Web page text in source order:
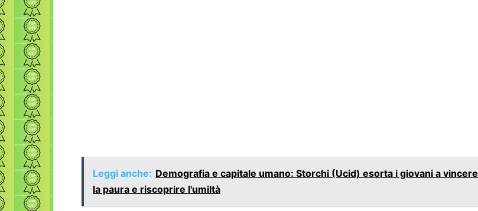
Leggi anche: Demografia e capitale umano: Storchi (Ucid) esorta i giovani a vincere
la paura e riscoprire l'umiltà